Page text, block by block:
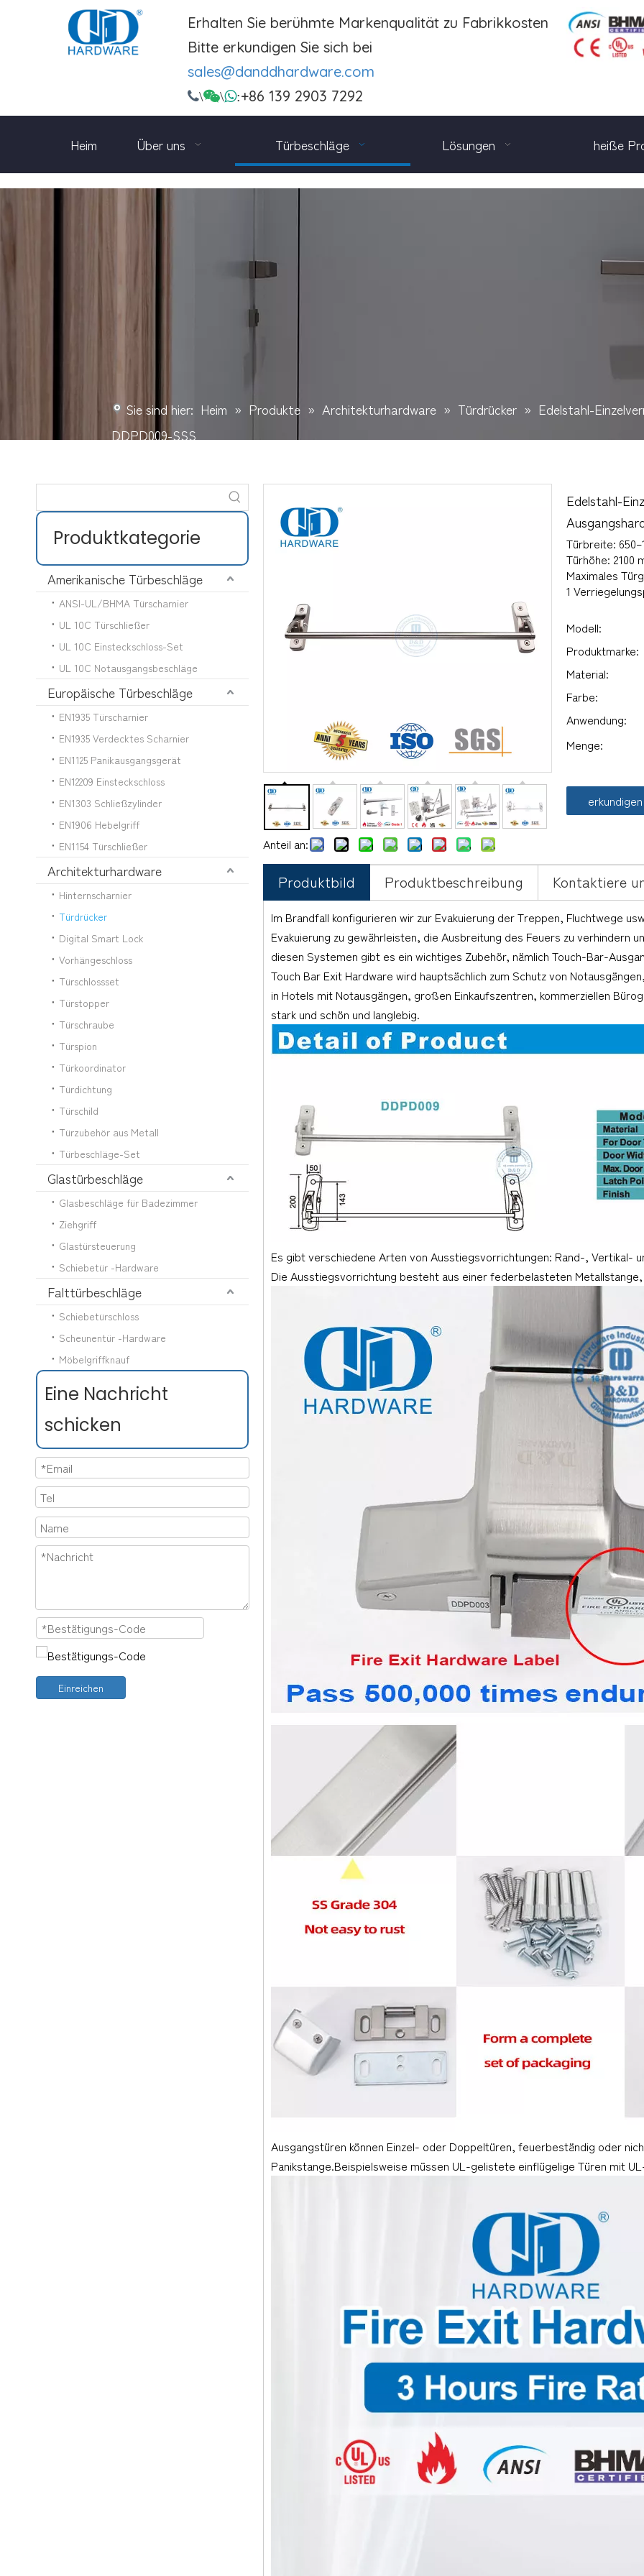
Erhalten Sie berühmte Markenqualität zu Fabrikkosten
Bitte erkundigen Sie sich bei
sales@danddhardware.com
\\:+86 139 2903 7292
Heim Über uns Türbeschläge Lösungen heiße
Sie sind hier: Heim » Produkte » Architekturhardware » Türdrücker » Edelstahl-
DDPD009-SSS
Produktkategorie
Amerikanische Türbeschläge
ANSI-UL/BHMA Türscharnier
UL 10C Türschließer
UL 10C Einsteckschloss-Set
UL 10C Notausgangsbeschläge
Europäische Türbeschläge
EN1935 Türscharnier
EN1935 Verdecktes Scharnier
EN1125 Panikausgangsgerät
EN12209 Einsteckschloss
EN1303 Schließzylinder
EN1906 Hebelgriff
EN1154 Türschließer
Architekturhardware
Hinternscharnier
Türdrücker
Digital Smart Lock
Vorhängeschloss
Türschlossset
Türstopper
Türschraube
Türspion
Türkoordinator
Türdichtung
Türschild
Türzubehör aus Metall
Türbeschläge-Set
Glastürbeschläge
Glasbeschläge für Badezimmer
Ziehgriff
Glastürsteuerung
Schiebetür -Hardware
Falttürbeschläge
Schiebetürschloss
Scheunentür -Hardware
Möbelgriffknauf
Eine Nachricht
schicken
Einreichen
Anteil an:
Edelstahl-
Türbreite:
Türhöhe: 2100
Maximales
1
Modell:
Produktmarke:
Material:
Farbe:
Anwendung:
Menge:
erkundigen
Produktbild Produktbeschreibung Kontaktiere
Im Brandfall konfigurieren wir zur Evakuierung der Treppen, Fluchtwege
Evakuierung zu gewährleisten, die Ausbreitung des Feuers zu verhindern
diesen Systemen gibt es ein wichtiges Zubehör, nämlich Touch-Bar-
Touch Bar Exit Hardware wird hauptsächlich zum Schutz von
in Hotels mit Notausgängen, großen Einkaufszentren, kommerziellen
stark und schön und langlebig.
Es gibt verschiedene Arten von Ausstiegsvorrichtungen: Rand-, Vertikal-
Die Ausstiegsvorrichtung besteht aus einer federbelasteten
Ausgangstüren können Einzel- oder Doppeltüren, feuerbeständig oder
Panikstange.Beispielsweise müssen UL-gelistete einflügelige Türen mit